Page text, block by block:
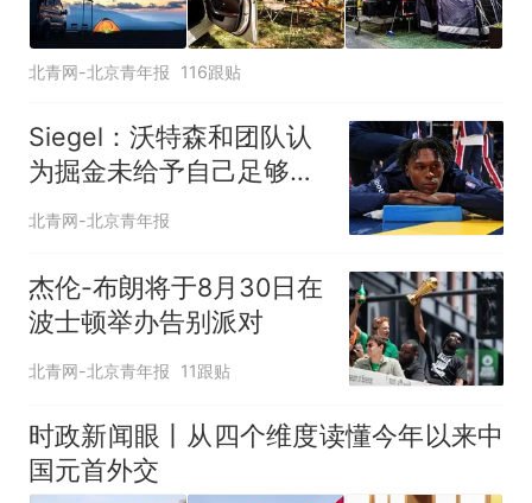
北青网-北京青年报 116跟贴
Siegel：沃特森和团队认
为掘金未给予自己足够的
尊重
北青网-北京青年报
杰伦-布朗将于8月30日在
波士顿举办告别派对
北青网-北京青年报 11跟贴
时政新闻眼丨从四个维度读懂今年以来中
国元首外交